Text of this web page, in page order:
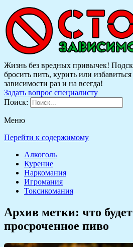
Жизнь без вредных привычек!
бросить пить, курить или
зависимости раз и на всегда!
Задать вопрос специалисту
Поиск:
Меню
Перейти к содержимому
Алкоголь
Курение
Наркомания
Игромания
Токсикомания
Архив метки: что
просроченное пиво